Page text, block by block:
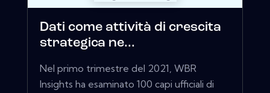
Dati come attività di crescita
strategica ne...
Nel primo trimestre del 2021, WBR
Insights ha esaminato 100 capi ufficiali di